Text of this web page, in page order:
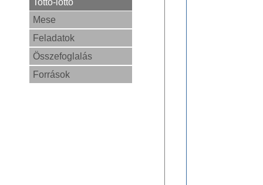
Tottó-lottó
Mese
Feladatok
Összefoglalás
Források